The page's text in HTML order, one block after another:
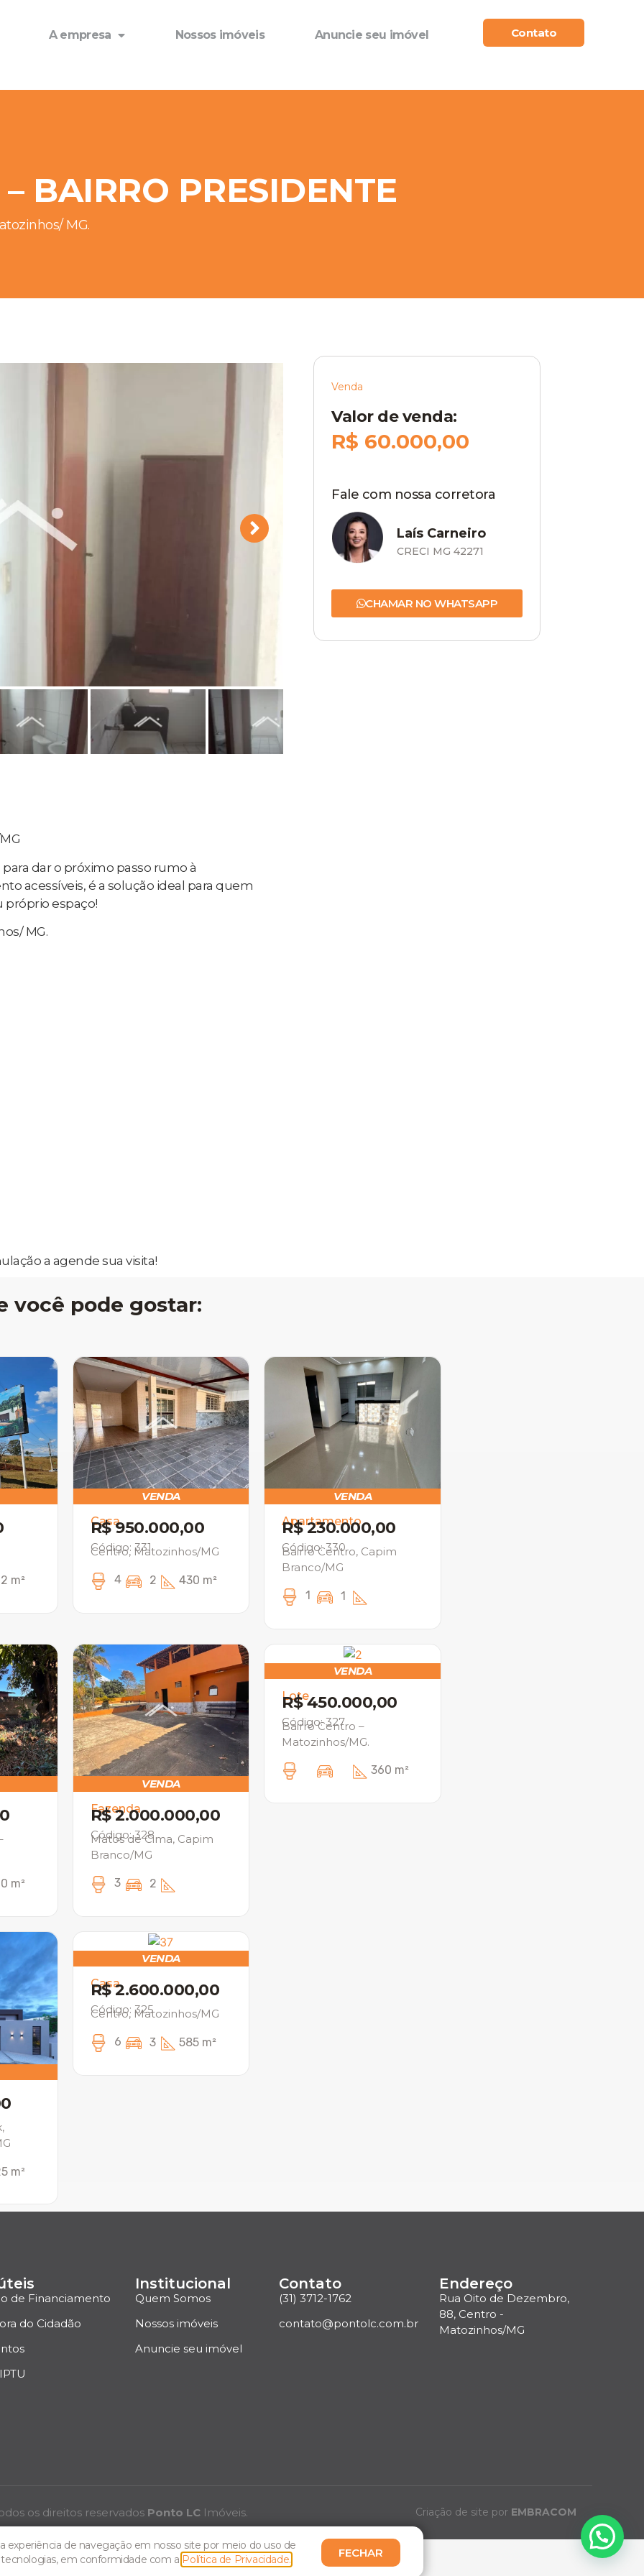
A empresa Nossos imóveis Anuncie seu imóvel Contato
BAIRRO PRESIDENTE
MG.
dar o próximo passo rumo à
acessíveis, é a solução ideal para quem
próprio espaço!
MG.
a agende sua visita!
Venda
Valor de venda:
R$ 60.000,00
Fale com nossa corretora
Laís Carneiro
CRECI MG 42271
CHAMAR NO WHATSAPP
você pode gostar:
m²
VENDA
Casa
R$ 950.000,00
Código: 331
Centro, Matozinhos/MG
4 2 430 m²
VENDA
Apartamento
R$ 230.000,00
Código: 330
Bairro Centro, Capim
Branco/MG
1 1
m²
VENDA
Fazenda
R$ 2.000.000,00
Código: 328
Matos de Cima, Capim
Branco/MG
3 2
VENDA
Lote
R$ 450.000,00
Código: 327
Bairro Centro –
Matozinhos/MG.
360 m²
m²
VENDA
Casa
R$ 2.600.000,00
Código: 325
Centro, Matozinhos/MG
6 3 585 m²
de Financiamento
do Cidadão
Institucional
Quem Somos
Nossos imóveis
Anuncie seu imóvel
Contato
(31) 3712-1762
contato@pontolc.com.br
Endereço
Rua Oito de Dezembro,
88, Centro -
Matozinhos/MG
os direitos reservados Ponto LC Imóveis. Criação de site por EMBRACOM
experiência de navegação em nosso site por meio do uso de
em conformidade com a Política de Privacidade.
FECHAR